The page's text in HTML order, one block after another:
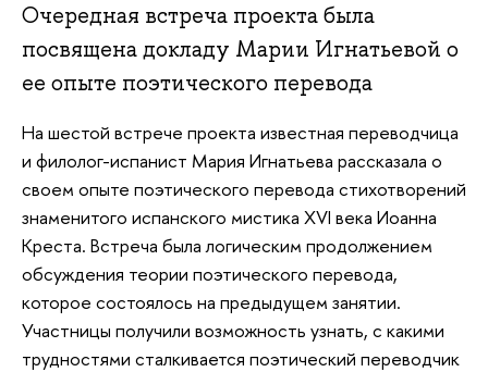
Очередная встреча проекта была
посвящена докладу Марии Игнатьевой о
ее опыте поэтического перевода
На шестой встрече проекта известная переводчица
и филолог-испанист Мария Игнатьева рассказала о
своем опыте поэтического перевода стихотворений
знаменитого испанского мистика XVI века Иоанна
Креста. Встреча была логическим продолжением
обсуждения теории поэтического перевода,
которое состоялось на предыдущем занятии.
Участницы получили возможность узнать, с какими
трудностями сталкивается поэтический переводчик